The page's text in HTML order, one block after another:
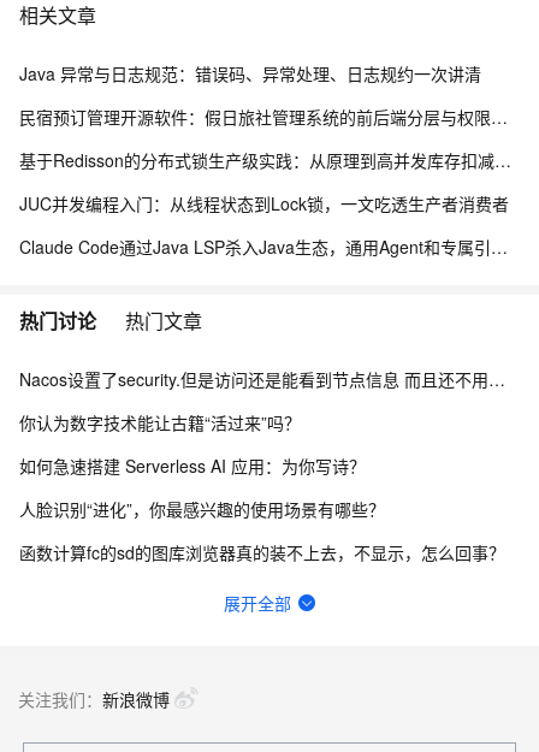
相关文章
Java 异常与日志规范：错误码、异常处理、日志规约一次讲清
民宿预订管理开源软件：假日旅社管理系统的前后端分层与权限控制设计
基于Redisson的分布式锁生产级实践：从原理到高并发库存扣减实战
JUC并发编程入门：从线程状态到Lock锁，一文吃透生产者消费者
Claude Code通过Java LSP杀入Java生态，通用Agent和专属引擎差在哪
热门讨论 热门文章
Nacos设置了security.但是访问还是能看到节点信息 而且还不用验证身份怎么办？
你认为数字技术能让古籍“活过来”吗？
如何急速搭建 Serverless AI 应用：为你写诗？
人脸识别“进化”，你最感兴趣的使用场景有哪些？
函数计算fc的sd的图库浏览器真的装不上去，不显示，怎么回事？
Dify与传统开发工具，你会选择哪一个？
请问主域名备案了，子域名还要备案吗？
展开全部
关注我们： 新浪微博